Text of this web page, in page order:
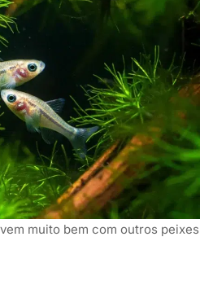
muito bem com outros peixes